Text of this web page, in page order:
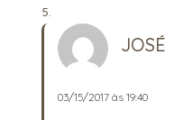
JOSÉ
03/15/2017 às 19:40